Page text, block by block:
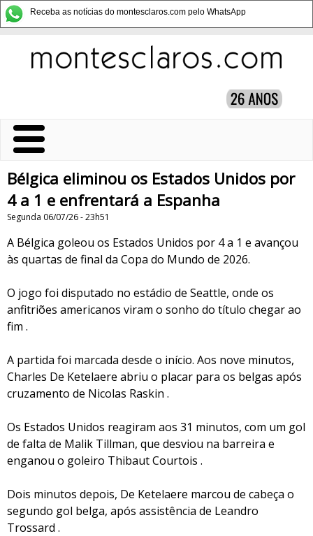
Receba as notícias do montesclaros.com pelo WhatsApp
Bélgica eliminou os Estados Unidos por
4 a 1 e enfrentará a Espanha
Segunda 06/07/26 - 23h51
A Bélgica goleou os Estados Unidos por 4 a 1 e avançou
às quartas de final da Copa do Mundo de 2026.
O jogo foi disputado no estádio de Seattle, onde os
anfitriões americanos viram o sonho do título chegar ao
fim .
A partida foi marcada desde o início. Aos nove minutos,
Charles De Ketelaere abriu o placar para os belgas após
cruzamento de Nicolas Raskin .
Os Estados Unidos reagiram aos 31 minutos, com um gol
de falta de Malik Tillman, que desviou na barreira e
enganou o goleiro Thibaut Courtois .
Dois minutos depois, De Ketelaere marcou de cabeça o
segundo gol belga, após assistência de Leandro
Trossard .